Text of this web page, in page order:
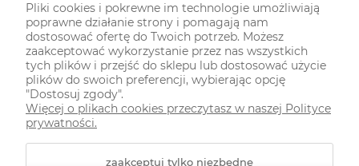
ODWIEDŹ NAS NA
Pliki cookies i pokrewne im technologie umożliwiają
poprawne działanie strony i pomagają nam
dostosować ofertę do Twoich potrzeb. Możesz
zaakceptować wykorzystanie przez nas wszystkich
tych plików i przejść do sklepu lub dostosować użycie
plików do swoich preferencji, wybierając opcję
"Dostosuj zgody".
Więcej o plikach cookies przeczytasz w naszej Polityce
prywatności.
zaakceptuj tylko niezbędne